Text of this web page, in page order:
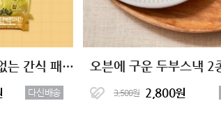
[무료배송] 당 걱정없는 간식 패키지 (총9팩)
다신배송
오븐에 구운 두부스낵 2
3,500원 2,800원